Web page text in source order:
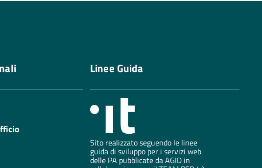
Linee Guida
Sito realizzato seguendo le linee
guida di sviluppo per i servizi web
delle PA pubblicate da AGID in